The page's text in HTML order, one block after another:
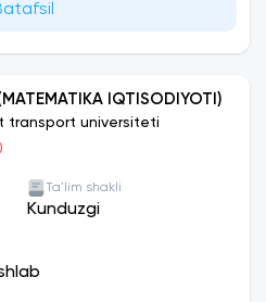
IQTISODIYOTI)
transport universiteti
Ta'lim shakli
Kunduzgi